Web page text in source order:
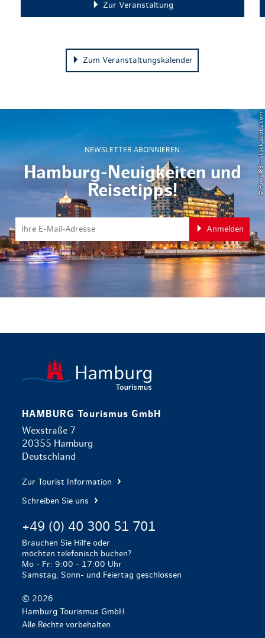
Zur Veranstaltung
Zum Veranstaltungskalender
NEWSLETTER ABONNIEREN
Hamburg-Neuigkeiten und
Reisetipps!
Anmelden
© Powell83 – stock.adobe.com
HAMBURG Tourismus GmbH
Wexstraße 7
20355 Hamburg
Deutschland
Zur Tourist Information
Schreiben Sie uns
+49 (0) 40 300 51 701
Brauchen Sie Hilfe oder
möchten telefonisch buchen?
Mo - Fr: 9:00 - 17:00 Uhr
Samstag, Sonn- und Feiertag geschlossen
© 2026
Hamburg Tourismus GmbH
Alle Rechte vorbehalten